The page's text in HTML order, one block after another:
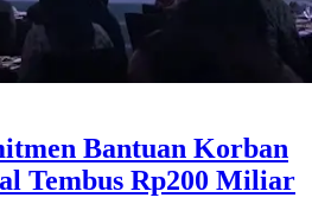
Bantuan Korban
Tembus Rp200 Miliar